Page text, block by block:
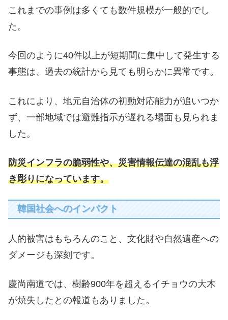
これまでの事例は多くても数件規模が一般的でし
た。
今回のように40件以上が短期間に集中して発生する
事態は、過去の統計から見ても明らかに異常です。
これにより、地元自治体の初動対応能力が追いつか
ず、一部地域では避難指示が遅れる場面も見られま
した。
防災インフラの脆弱性や、災害情報伝達の混乱も浮
き彫りになっています。
韓国社会へのインパクト
人的被害はもちろんのこと、文化財や自然遺産への
ダメージも深刻です。
慶尚南道では、樹齢900年を超えるイチョウの大木
が焼失したとの報道もありました。